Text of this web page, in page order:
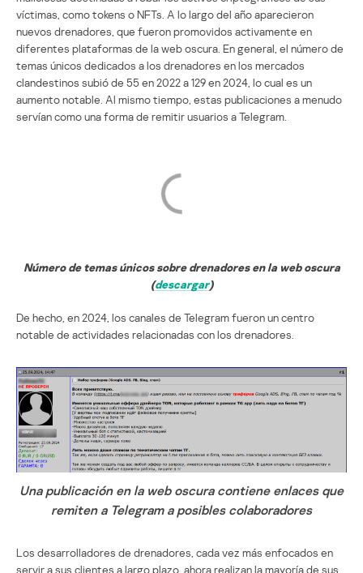
víctimas, como tokens o NFTs. A lo largo del año aparecieron
nuevos drenadores, que fueron promovidos activamente en
diferentes plataformas de la web oscura. En general, el número de
temas únicos dedicados a los drenadores en los mercados
clandestinos subió de 55 en 2022 a 129 en 2024, lo cual es un
aumento notable. Al mismo tiempo, estas publicaciones a menudo
servían como una forma de remitir usuarios a Telegram.
Número de temas únicos sobre drenadores en la web oscura
(descargar)
De hecho, en 2024, los canales de Telegram fueron un centro
notable de actividades relacionadas con los drenadores.
Una publicación en la web oscura contiene enlaces que
remiten a Telegram a posibles colaboradores
Los desarrolladores de drenadores, cada vez más enfocados en
servir a sus clientes a largo plazo, ahora realizan la mayoría de sus